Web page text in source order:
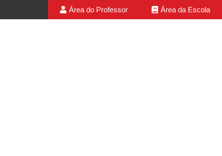
Área do Professor Área da Escola